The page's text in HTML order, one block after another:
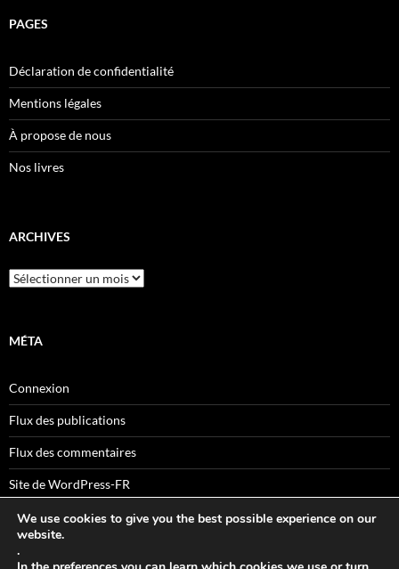
PAGES
Déclaration de confidentialité
Mentions légales
À propose de nous
Nos livres
ARCHIVES
Archives
MÉTA
Connexion
Flux des publications
Flux des commentaires
Site de WordPress-FR
Sitemaps
We use cookies to give you the best possible experience on our
website.
.